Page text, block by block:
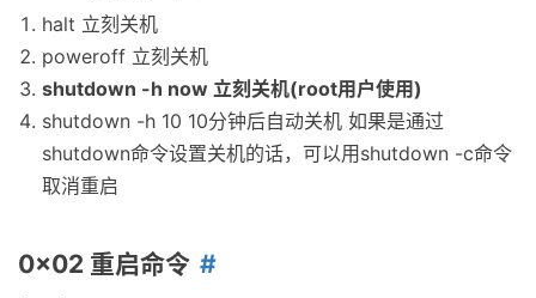
halt 立刻关机
poweroff 立刻关机
shutdown -h now 立刻关机(root用户使用)
shutdown -h 10 10分钟后自动关机 如果是通过
shutdown命令设置关机的话，可以用shutdown -c命令
取消重启
0x02 重启命令